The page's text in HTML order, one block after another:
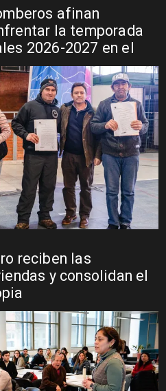
afinan
la temporada
2026-2027 en el
reciben las
y consolidan el